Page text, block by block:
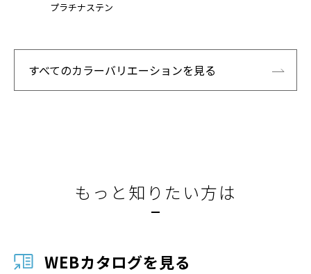
プラチナステン
すべてのカラーバリエーションを見る
もっと知りたい方は
WEBカタログを見る